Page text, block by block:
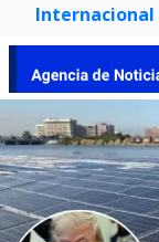
Internacional